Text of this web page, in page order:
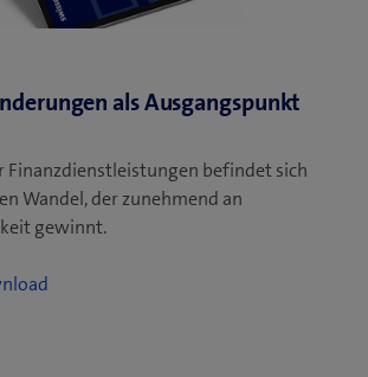
als Ausgangspunkt
Finanzdienstleistungen befindet sich
Wandel, der zunehmend an
gewinnt.